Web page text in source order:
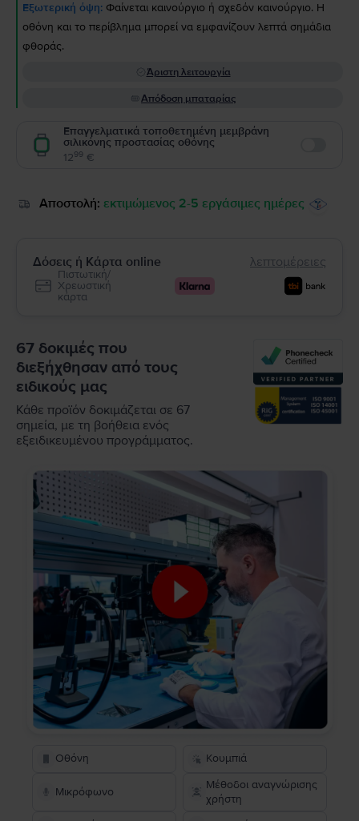
Εξωτερική όψη: Φαίνεται καινούργιο ή σχεδόν καινούργιο. Η
οθόνη και το περίβλημα μπορεί να εμφανίζουν λεπτά σημάδια
φθοράς.
Άριστη λειτουργία
Απόδοση μπαταρίας
Επαγγελματικά τοποθετημένη μεμβράνη
σιλικόνης προστασίας οθόνης
1299 €
Αποστολή: εκτιμώμενος 2-5 εργάσιμες ημέρες
Δόσεις ή Κάρτα online λεπτομέρειες
Πιστωτική/
Χρεωστική
κάρτα
67 δοκιμές που
διεξήχθησαν από τους
ειδικούς μας
Κάθε προϊόν δοκιμάζεται σε 67
σημεία, με τη βοήθεια ενός
εξειδικευμένου προγράμματος.
Οθόνη Κουμπιά
Μικρόφωνο
Μέθοδοι αναγνώρισης
χρήστη